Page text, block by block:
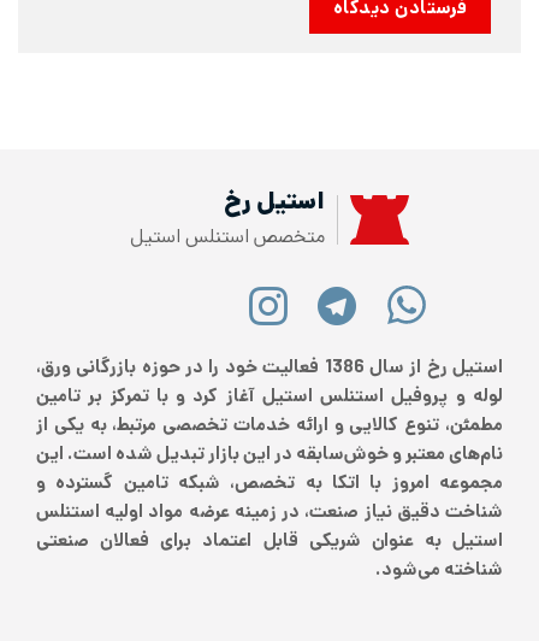
استیل رخ
متخصص استنلس استیل
استیل رخ از سال 1386 فعالیت خود را در حوزه بازرگانی ورق،
لوله و پروفیل استنلس استیل آغاز کرد و با تمرکز بر تامین
مطمئن، تنوع کالایی و ارائه خدمات تخصصی مرتبط، به یکی از
نام‌های معتبر و خوش‌سابقه در این بازار تبدیل شده است. این
مجموعه امروز با اتکا به تخصص، شبکه تامین گسترده و
شناخت دقیق نیاز صنعت، در زمینه عرضه مواد اولیه استنلس
استیل به عنوان شریکی قابل اعتماد برای فعالان صنعتی
شناخته می‌شود.